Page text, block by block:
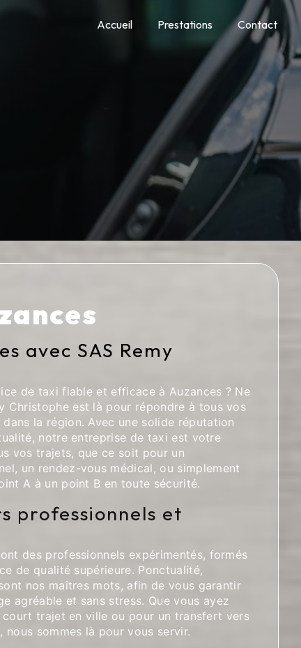
Accueil Prestations Contact
avec SAS Remy
de taxi fiable et efficace à Auzances ? Ne
Christophe est là pour répondre à tous vos
la région. Avec une solide réputation
notre entreprise de taxi est votre
vos trajets, que ce soit pour un
un rendez-vous médical, ou simplement
A à un point B en toute sécurité.
professionnels et
des professionnels expérimentés, formés
de qualité supérieure. Ponctualité,
nos maîtres mots, afin de vous garantir
agréable et sans stress. Que vous ayez
trajet en ville ou pour un transfert vers
nous sommes là pour vous servir.